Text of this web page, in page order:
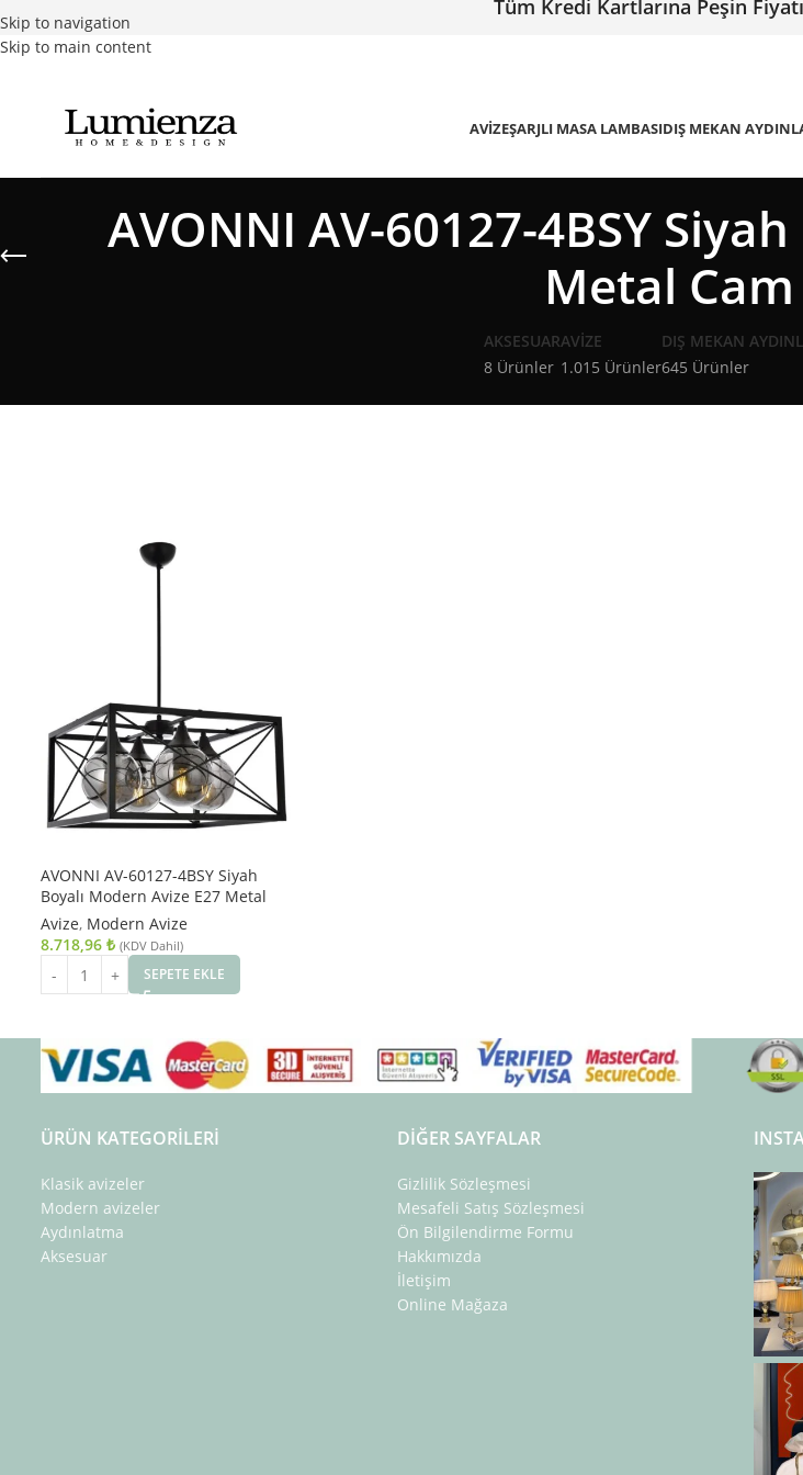
Skip to navigation
Skip to main content
Tüm Kredi Kartlarına Peşin
AVIZEŞARJLI MASA LAMBASIDIŞ MEKAN
AVONNI AV-60127-4BSY
Metal
AKSESUAR
8 Ürünler
AVIZE
1.015 Ürünler
DIŞ MEKAN
645 Ürünler
AVONNI AV-60127-4BSY Siyah
Boyalı Modern Avize E27 Metal
Cam 45cm
Avize, Modern Avize
8.718,96 ₺ (KDV Dahil)
SEPETE EKLE
ÜRÜN KATEGORILERI
Klasik avizeler
Modern avizeler
Aydınlatma
Aksesuar
DIĞER SAYFALAR
Gizlilik Sözleşmesi
Mesafeli Satış Sözleşmesi
Ön Bilgilendirme Formu
Hakkımızda
İletişim
Online Mağaza